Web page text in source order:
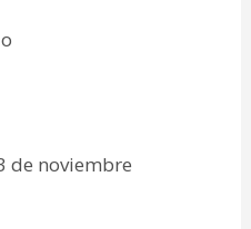
de noviembre